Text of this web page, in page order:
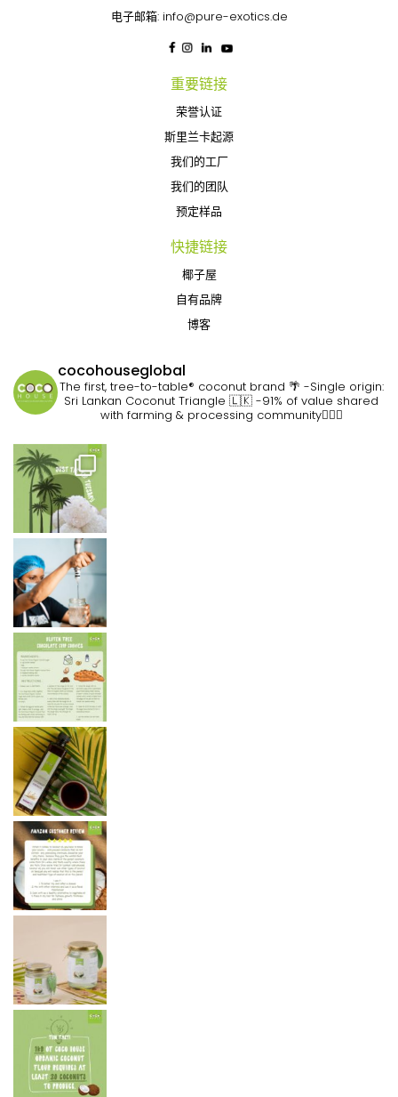
电子邮箱: info@pure-exotics.de
重要链接
荣誉认证
斯里兰卡起源
我们的工厂
我们的团队
预定样品
快捷链接
椰子屋
自有品牌
博客
cocohouseglobal
The first, tree-to-table® coconut brand 🌴 -Single origin:
Sri Lankan Coconut Triangle 🇱🇰 -91% of value shared
with farming & processing community👷🏽‍♀️